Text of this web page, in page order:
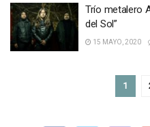
Trío metalero
del Sol”
15 MAYO, 2020
1